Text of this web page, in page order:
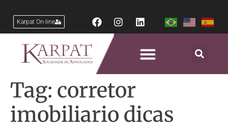
Karpat On-line
Tag: corretor
imobiliario dicas